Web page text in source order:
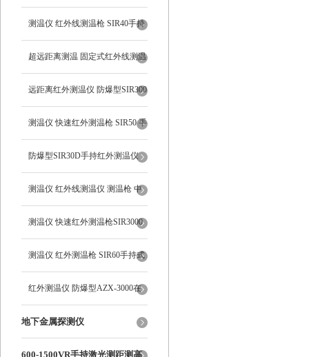
SIR1550手持式
测温仪 红外线测温枪 SIR40手持
式系列
超远距离测温 固定式红外线测温
仪
远距离红外测温仪 防爆型SIR300
手持式红外线测温仪
测温仪 快速红外测温枪 SIR50 手
持式
防爆型SIR30D手持红外测温仪
测温仪 红外线测温仪 测温枪 中
远距离SIR400
测温仪 快速红外测温枪SIR3000
手持式
测温仪 红外测温枪 SIR60手持式
红外测温仪 防爆型AZX-3000在
线式测温仪
地下金属探测仪
600-1500VR手持激光测距测高